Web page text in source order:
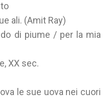
ali. (Amit Ray)
di piume / per la mia
XX sec.
le sue uova nei cuori